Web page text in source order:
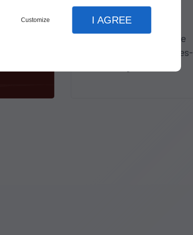
Customize I AGREE
Expérience
Suivi et conseils
Garantie décennale
Garantie dommages-